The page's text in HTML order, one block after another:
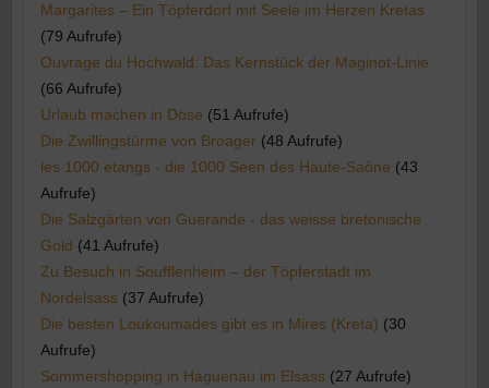
Margarites – Ein Töpferdorf mit Seele im Herzen Kretas
(79 Aufrufe)
Ouvrage du Hochwald: Das Kernstück der Maginot-Linie
(66 Aufrufe)
Urlaub machen in Döse (51 Aufrufe)
Die Zwillingstürme von Broager (48 Aufrufe)
les 1000 etangs - die 1000 Seen des Haute-Saòne (43
Aufrufe)
Die Salzgärten von Guerande - das weisse bretonische
Gold (41 Aufrufe)
Zu Besuch in Soufflenheim – der Töpferstadt im
Nordelsass (37 Aufrufe)
Die besten Loukoumades gibt es in Mires (Kreta) (30
Aufrufe)
Sommershopping in Haguenau im Elsass (27 Aufrufe)